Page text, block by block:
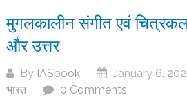
मुगलकालीन संगीत एवं
और उत्तर
By IASbook January 6,
भारत
0 Comments